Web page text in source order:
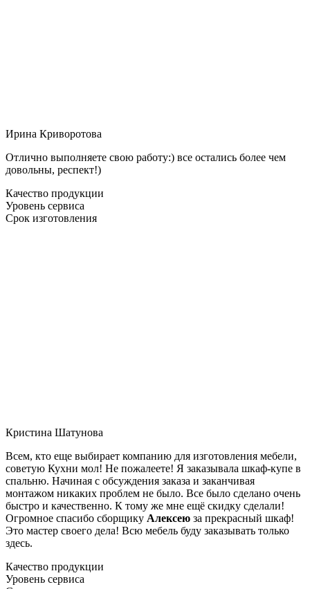
Ирина Криворотова
Отлично выполняете свою работу:) все остались более чем
довольны, респект!)
Качество продукции
Уровень сервиса
Срок изготовления
Кристина Шатунова
Всем, кто еще выбирает компанию для изготовления мебели,
советую Кухни мол! Не пожалеете! Я заказывала шкаф-купе в
спальню. Начиная с обсуждения заказа и заканчивая
монтажом никаких проблем не было. Все было сделано очень
быстро и качественно. К тому же мне ещё скидку сделали!
Огромное спасибо сборщику Алексею за прекрасный шкаф!
Это мастер своего дела! Всю мебель буду заказывать только
здесь.
Качество продукции
Уровень сервиса